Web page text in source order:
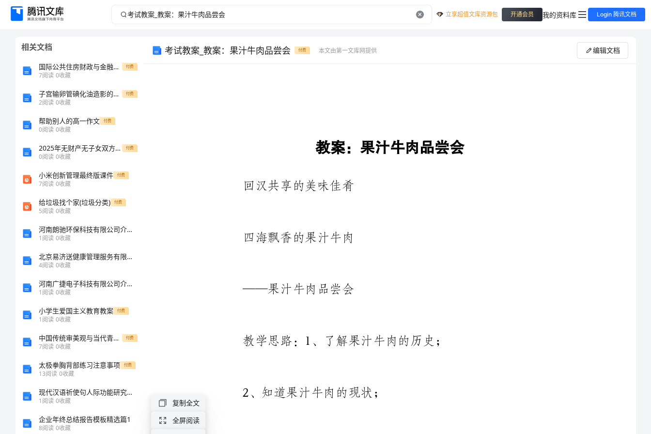
考
案：
案：
立享超值文库资源包 开通会员 我的资料库 Login 腾讯文档
相关文档
国际公共住房财政与金融体系实证研究的开题报告 付费
7阅读 0收藏
子宫输卵管碘化油造影的临床应用 付费
2阅读 0收藏
帮助别人的高一作文 付费
0阅读 0收藏
2025年无财产无子女双方离婚一致合同 付费
0阅读 0收藏
小米创新管理最终版课件 付费
7阅读 0收藏
给垃圾找个家(垃圾分类) 付费
5阅读 0收藏
河南朗驰环保科技有限公司介绍企业发展分析报告
1阅读 0收藏
北京易济送健康管理服务有限责任公司介绍企业发展分析报告
4阅读 0收藏
河南广捷电子科技有限公司介绍企业发展分析报告
1阅读 0收藏
小学生爱国主义教育教案 付费
1阅读 0收藏
中国传统审美观与当代青少年审美心态分析 付费
7阅读 0收藏
太极拳胸背部练习注意事项 付费
13阅读 0收藏
现代汉语祈使句人际功能研究的综述报告
1阅读 0收藏
企业年终总结报告模板精选篇1
8阅读 0收藏
考试教案_教案：果汁牛肉品尝会 付费 本文由第一文库网提供 编辑文档
教学目标：1、对果汁牛肉有进一步的了解；
四海飘香的果汁牛肉
3、共话果汁牛肉的未来。
复制全文
全屏阅读